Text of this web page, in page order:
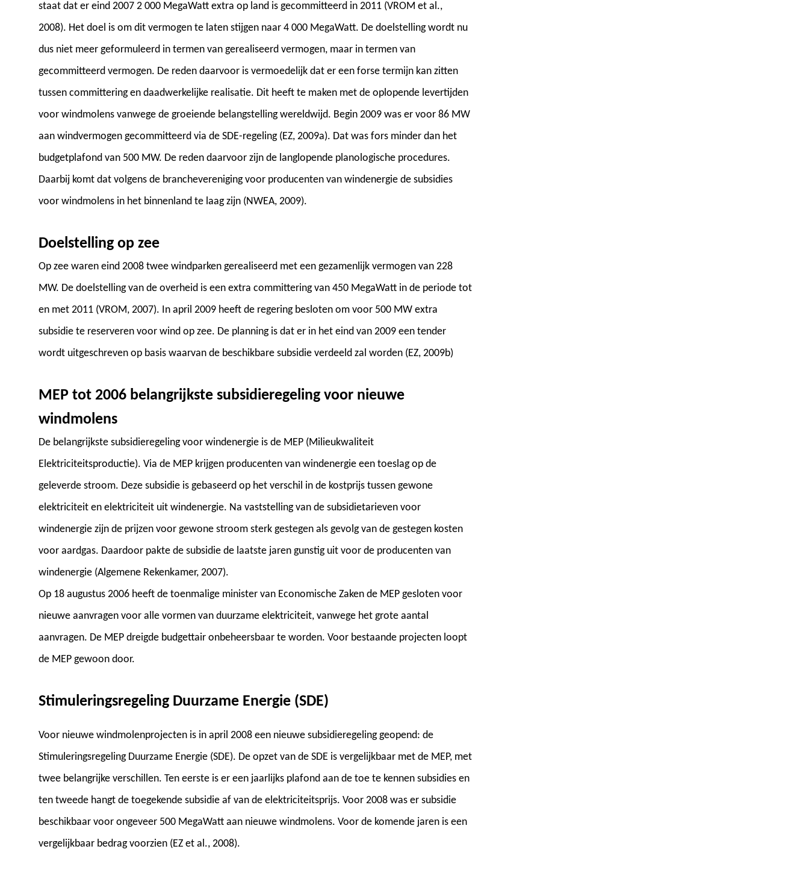
staat dat er eind 2007 2 000 MegaWatt extra op land is gecommitteerd in 2011 (VROM et al.,
2008). Het doel is om dit vermogen te laten stijgen naar 4 000 MegaWatt. De doelstelling wordt nu
dus niet meer geformuleerd in termen van gerealiseerd vermogen, maar in termen van
gecommitteerd vermogen. De reden daarvoor is vermoedelijk dat er een forse termijn kan zitten
tussen committering en daadwerkelijke realisatie. Dit heeft te maken met de oplopende levertijden
voor windmolens vanwege de groeiende belangstelling wereldwijd. Begin 2009 was er voor 86 MW
aan windvermogen gecommitteerd via de SDE-regeling (EZ, 2009a). Dat was fors minder dan het
budgetplafond van 500 MW. De reden daarvoor zijn de langlopende planologische procedures.
Daarbij komt dat volgens de branchevereniging voor producenten van windenergie de subsidies
voor windmolens in het binnenland te laag zijn (NWEA, 2009).
Doelstelling op zee
Op zee waren eind 2008 twee windparken gerealiseerd met een gezamenlijk vermogen van 228
MW. De doelstelling van de overheid is een extra committering van 450 MegaWatt in de periode tot
en met 2011 (VROM, 2007). In april 2009 heeft de regering besloten om voor 500 MW extra
subsidie te reserveren voor wind op zee. De planning is dat er in het eind van 2009 een tender
wordt uitgeschreven op basis waarvan de beschikbare subsidie verdeeld zal worden (EZ, 2009b)
MEP tot 2006 belangrijkste subsidieregeling voor nieuwe
windmolens
De belangrijkste subsidieregeling voor windenergie is de MEP (Milieukwaliteit
Elektriciteitsproductie). Via de MEP krijgen producenten van windenergie een toeslag op de
geleverde stroom. Deze subsidie is gebaseerd op het verschil in de kostprijs tussen gewone
elektriciteit en elektriciteit uit windenergie. Na vaststelling van de subsidietarieven voor
windenergie zijn de prijzen voor gewone stroom sterk gestegen als gevolg van de gestegen kosten
voor aardgas. Daardoor pakte de subsidie de laatste jaren gunstig uit voor de producenten van
windenergie (Algemene Rekenkamer, 2007).
Op 18 augustus 2006 heeft de toenmalige minister van Economische Zaken de MEP gesloten voor
nieuwe aanvragen voor alle vormen van duurzame elektriciteit, vanwege het grote aantal
aanvragen. De MEP dreigde budgettair onbeheersbaar te worden. Voor bestaande projecten loopt
de MEP gewoon door.
Stimuleringsregeling Duurzame Energie (SDE)
Voor nieuwe windmolenprojecten is in april 2008 een nieuwe subsidieregeling geopend: de
Stimuleringsregeling Duurzame Energie (SDE). De opzet van de SDE is vergelijkbaar met de MEP, met
twee belangrijke verschillen. Ten eerste is er een jaarlijks plafond aan de toe te kennen subsidies en
ten tweede hangt de toegekende subsidie af van de elektriciteitsprijs. Voor 2008 was er subsidie
beschikbaar voor ongeveer 500 MegaWatt aan nieuwe windmolens. Voor de komende jaren is een
vergelijkbaar bedrag voorzien (EZ et al., 2008).